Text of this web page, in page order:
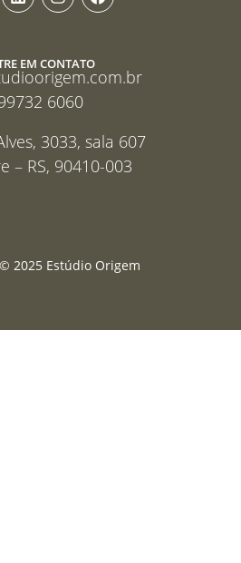
EM CONTATO
6060
3033, sala 607
– RS, 90410-003
2025 Estúdio Origem